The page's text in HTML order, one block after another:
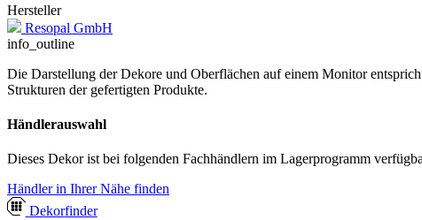
Hersteller
Resopal GmbH
info_outline
Die Darstellung der Dekore und Oberflächen auf einem Monitor
Strukturen der gefertigten Produkte.
Händlerauswahl
Dieses Dekor ist bei folgenden Fachhändlern im Lagerprogramm
Händler in Ihrer Nähe finden
Dekorfinder